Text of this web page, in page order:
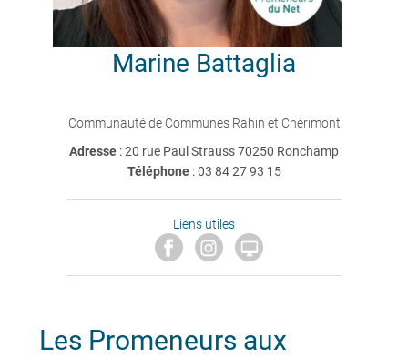
Marine Battaglia
Communauté de Communes Rahin et Chérimont
Adresse : 20 rue Paul Strauss 70250 Ronchamp
Téléphone:03 84 27 93 15
Liens utiles

Les Promeneurs aux